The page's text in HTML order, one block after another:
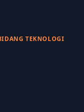
TEKNOLOGI